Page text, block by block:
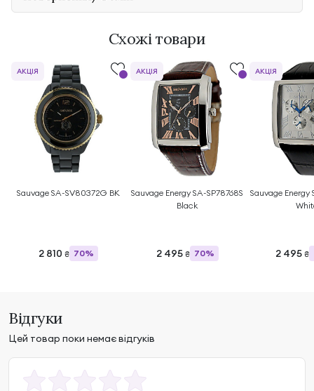
Схожі товари
Sauvage SA-SV80372G BK
2 810 ₴ 70%
АКЦІЯ
Sauvage Energy SA-SP78768S
Black
2 495 ₴ 70%
АКЦІЯ
Sauvage Energy
2 495 ₴
АКЦІЯ
Відгуки
Цей товар поки немає відгуків